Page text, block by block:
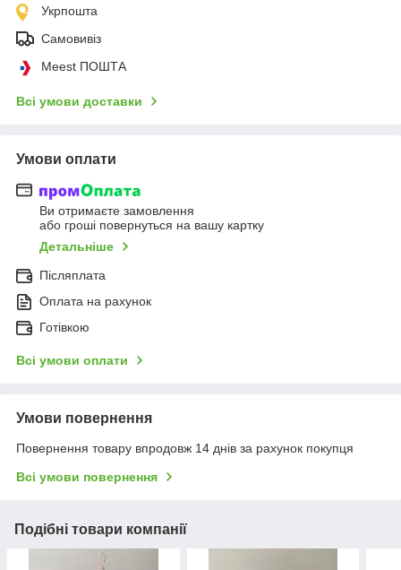
Укрпошта
Самовивіз
Meest ПОШТА
Всі умови доставки
Умови оплати
Ви отримаєте замовлення
або гроші повернуться на вашу картку
Детальніше
Післяплата
Оплата на рахунок
Готівкою
Всі умови оплати
Умови повернення
Повернення товару впродовж 14 днів за рахунок покупця
Всі умови повернення
Подібні товари компанії